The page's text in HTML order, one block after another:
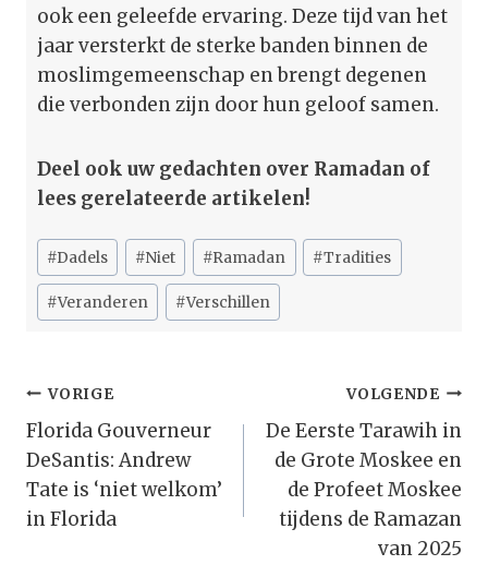
ook een geleefde ervaring. Deze tijd van het
jaar versterkt de sterke banden binnen de
moslimgemeenschap en brengt degenen
die verbonden zijn door hun geloof samen.
Deel ook uw gedachten over Ramadan of
lees gerelateerde artikelen!
Bericht
tags:
#Dadels #Niet #Ramadan #Tradities
#Veranderen #Verschillen
Bericht
Navigatie
VORIGE
Florida Gouverneur
DeSantis: Andrew
Tate is ‘niet welkom’
in Florida
VOLGENDE
De Eerste Tarawih in
de Grote Moskee en
de Profeet Moskee
tijdens de Ramazan
van 2025